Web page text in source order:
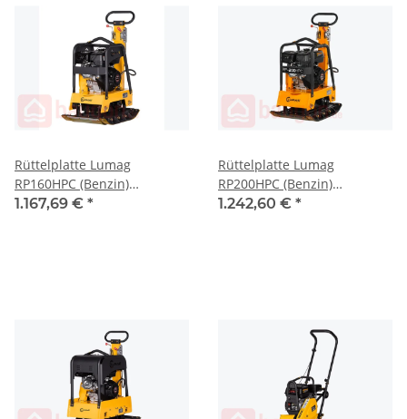
Rüttelplatte Lumag
RP160HPC (Benzin)
Reversierbar 30,5 KN (
1.167,69 € *
Rüttelplatte Lumag
RP200HPC (Benzin)
Reversierbar 30,5 KN (
1.242,60 € *